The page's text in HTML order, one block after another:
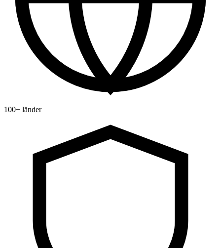
100+ länder